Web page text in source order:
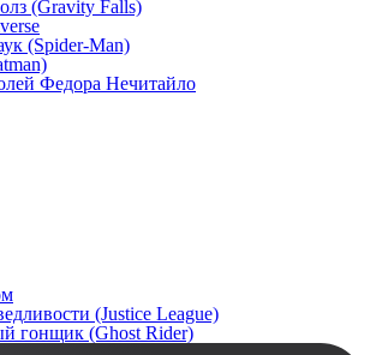
(Gravity Falls)
(Spider-Man)
Федора Нечитайло
(Justice League)
гонщик (Ghost Rider)